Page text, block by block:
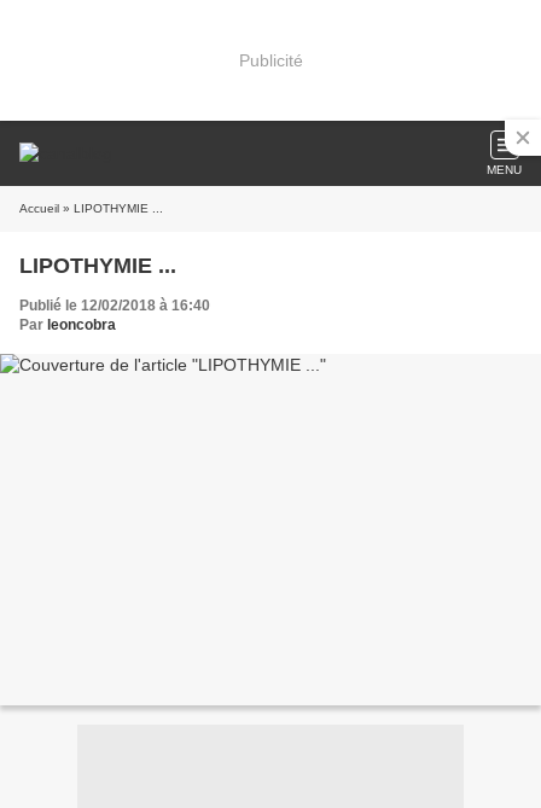
Publicité
MENU
Accueil » LIPOTHYMIE ...
LIPOTHYMIE ...
Publié le 12/02/2018 à 16:40
Par leoncobra